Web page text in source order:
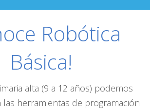
Robótica
Básica!
alta (9 a 12 años) podemos
herramientas de programación